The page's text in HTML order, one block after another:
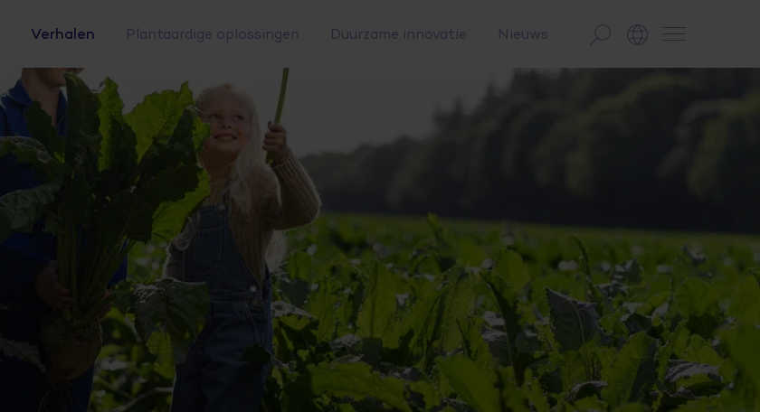
Verhalen Plantaardige oplossingen Duurzame innovatie Nieuws